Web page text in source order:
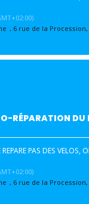
, 6 rue de la
RÉPARATION DU
PAS DES VELOS,
, 6 rue de la